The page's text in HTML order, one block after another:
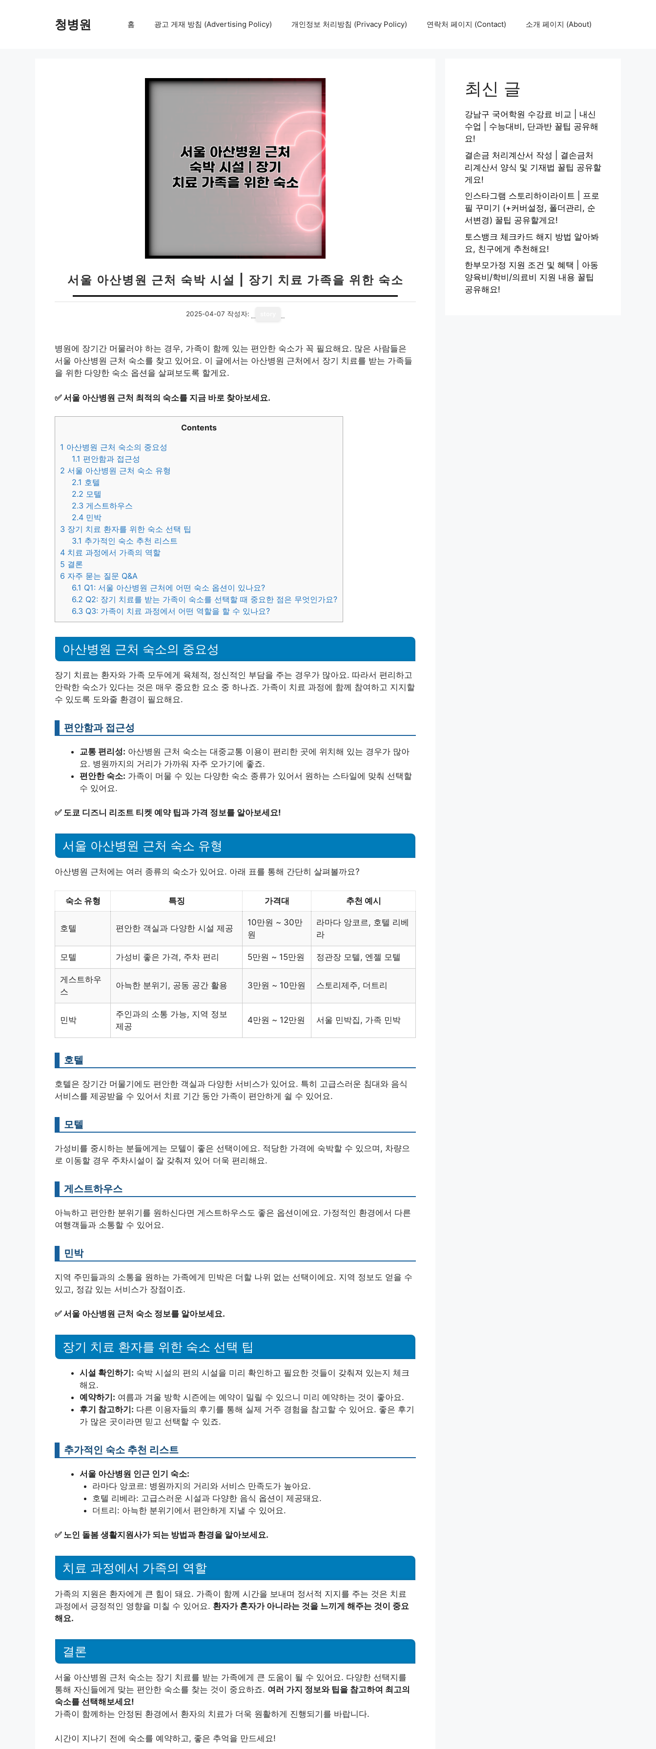
청병원 홈 광고 게재 방침 (Advertising Policy) 개인정보 처리방침 (Privacy Policy) 연락처 페이지 (Contact) 소개 페이지 (About)
서울 아산병원 근처 숙박 시설 | 장기 치료 가족을 위한 숙소
2025-04-07 작성자:
병원에 장기간 머물러야 하는 경우, 가족이 함께 있는 편안한 숙소가 꼭 필요해요. 많은 사람들은
서울 아산병원 근처 숙소를 찾고 있어요. 이 글에서는 아산병원 근처에서 장기 치료를 받는 가족들
을 위한 다양한 숙소 옵션을 살펴보도록 할게요.
✅서울 아산병원 근처 최적의 숙소를 지금 바로 찾아보세요.
Contents
1 아산병원 근처 숙소의 중요성
1.1 편안함과 접근성
2 서울 아산병원 근처 숙소 유형
2.1 호텔
2.2 모텔
2.3 게스트하우스
2.4 민박
3 장기 치료 환자를 위한 숙소 선택 팁
3.1 추가적인 숙소 추천 리스트
4 치료 과정에서 가족의 역할
5 결론
6 자주 묻는 질문 Q&A
6.1 Q1: 서울 아산병원 근처에 어떤 숙소 옵션이 있나요?
6.2 Q2: 장기 치료를 받는 가족이 숙소를 선택할 때 중요한 점은 무엇인가요?
6.3 Q3: 가족이 치료 과정에서 어떤 역할을 할 수 있나요?
아산병원 근처 숙소의 중요성
장기 치료는 환자와 가족 모두에게 육체적, 정신적인 부담을 주는 경우가 많아요. 따라서 편리하고
안락한 숙소가 있다는 것은 매우 중요한 요소 중 하나죠. 가족이 치료 과정에 함께 참여하고 지지할
수 있도록 도와줄 환경이 필요해요.
편안함과 접근성
교통 편리성: 아산병원 근처 숙소는 대중교통 이용이 편리한 곳에 위치해 있는 경우가 많아
요. 병원까지의 거리가 가까워 자주 오가기에 좋죠.
편안한 숙소: 가족이 머물 수 있는 다양한 숙소 종류가 있어서 원하는 스타일에 맞춰 선택할
수 있어요.
✅ 도쿄 디즈니 리조트 티켓 예약 팁과 가격 정보를 알아보세요!
서울 아산병원 근처 숙소 유형
아산병원 근처에는 여러 종류의 숙소가 있어요. 아래 표를 통해 간단히 살펴볼까요?
숙소 유형 특징 가격대 추천 예시
호텔 편안한 객실과 다양한 시설 제공
10만원 ~ 30만
원
라마다 앙코르, 호텔 리베
라
모텔 가성비 좋은 가격, 주차 편리 5만원 ~ 15만원 정관장 모텔, 엔젤 모텔
게스트하우
스
아늑한 분위기, 공동 공간 활용 3만원 ~ 10만원 스토리제주, 더트리
민박
주인과의 소통 가능, 지역 정보
제공
4만원 ~ 12만원 서울 민박집, 가족 민박
호텔
호텔은 장기간 머물기에도 편안한 객실과 다양한 서비스가 있어요. 특히 고급스러운 침대와 음식
서비스를 제공받을 수 있어서 치료 기간 동안 가족이 편안하게 쉴 수 있어요.
모텔
가성비를 중시하는 분들에게는 모텔이 좋은 선택이에요. 적당한 가격에 숙박할 수 있으며, 차량으
로 이동할 경우 주차시설이 잘 갖춰져 있어 더욱 편리해요.
게스트하우스
아늑하고 편안한 분위기를 원하신다면 게스트하우스도 좋은 옵션이에요. 가정적인 환경에서 다른
여행객들과 소통할 수 있어요.
민박
지역 주민들과의 소통을 원하는 가족에게 민박은 더할 나위 없는 선택이에요. 지역 정보도 얻을 수
있고, 정감 있는 서비스가 장점이죠.
✅서울 아산병원 근처 숙소 정보를 알아보세요.
장기 치료 환자를 위한 숙소 선택 팁
시설 확인하기: 숙박 시설의 편의 시설을 미리 확인하고 필요한 것들이 갖춰져 있는지 체크
해요.
예약하기: 여름과 겨울 방학 시즌에는 예약이 밀릴 수 있으니 미리 예약하는 것이 좋아요.
후기 참고하기: 다른 이용자들의 후기를 통해 실제 거주 경험을 참고할 수 있어요. 좋은 후기
가 많은 곳이라면 믿고 선택할 수 있죠.
추가적인 숙소 추천 리스트
서울 아산병원 인근 인기 숙소:
라마다 앙코르: 병원까지의 거리와 서비스 만족도가 높아요.
호텔 리베라: 고급스러운 시설과 다양한 음식 옵션이 제공돼요.
더트리: 아늑한 분위기에서 편안하게 지낼 수 있어요.
✅ 노인 돌봄 생활지원사가 되는 방법과 환경을 알아보세요.
치료 과정에서 가족의 역할
가족의 지원은 환자에게 큰 힘이 돼요. 가족이 함께 시간을 보내며 정서적 지지를 주는 것은 치료
과정에서 긍정적인 영향을 미칠 수 있어요. 환자가 혼자가 아니라는 것을 느끼게 해주는 것이 중요
해요.
결론
서울 아산병원 근처 숙소는 장기 치료를 받는 가족에게 큰 도움이 될 수 있어요. 다양한 선택지를
통해 자신들에게 맞는 편안한 숙소를 찾는 것이 중요하죠. 여러 가지 정보와 팁을 참고하여 최고의
숙소를 선택해보세요!
가족이 함께하는 안정된 환경에서 환자의 치료가 더욱 원활하게 진행되기를 바랍니다.
시간이 지나기 전에 숙소를 예약하고, 좋은 추억을 만드세요!
최신 글
강남구 국어학원 수강료 비교 | 내신
수업 | 수능대비, 단과반 꿀팁 공유해
요!
결손금 처리계산서 작성 | 결손금처
리계산서 양식 및 기재법 꿀팁 공유할
게요!
인스타그램 스토리하이라이트 | 프로
필 꾸미기 (+커버설정, 폴더관리, 순
서변경) 꿀팁 공유할게요!
토스뱅크 체크카드 해지 방법 알아봐
요, 친구에게 추천해요!
한부모가정 지원 조건 및 혜택 | 아동
양육비/학비/의료비 지원 내용 꿀팁
공유해요!